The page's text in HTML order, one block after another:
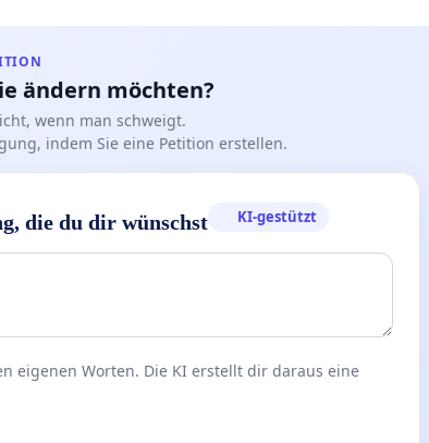
ändern möchten?
wenn man schweigt.
indem Sie eine Petition erstellen.
die du dir wünschst KI-gestützt
eigenen Worten. Die KI erstellt dir daraus eine